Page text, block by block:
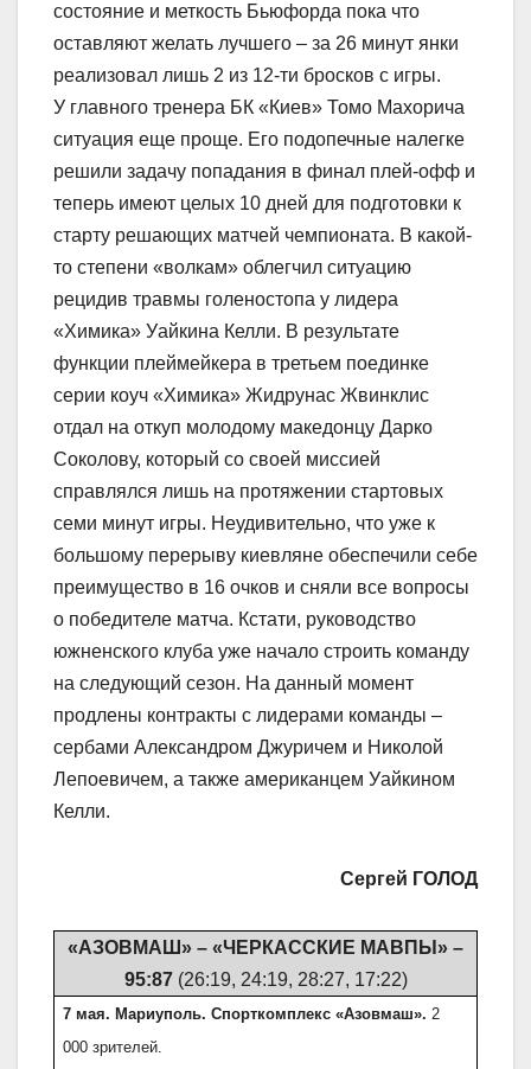
состояние и меткость Бьюфорда пока что
оставляют желать лучшего – за 26 минут янки
реализовал лишь 2 из 12-ти бросков с игры.
У главного тренера БК «Киев» Томо Махорича
ситуация еще проще. Его подопечные налегке
решили задачу попадания в финал плей-офф и
теперь имеют целых 10 дней для подготовки к
старту решающих матчей чемпионата. В какой-
то степени «волкам» облегчил ситуацию
рецидив травмы голеностопа у лидера
«Химика» Уайкина Келли. В результате
функции плеймейкера в третьем поединке
серии коуч «Химика» Жидрунас Жвинклис
отдал на откуп молодому македонцу Дарко
Соколову, который со своей миссией
справлялся лишь на протяжении стартовых
семи минут игры. Неудивительно, что уже к
большому перерыву киевляне обеспечили себе
преимущество в 16 очков и сняли все вопросы
о победителе матча. Кстати, руководство
южненского клуба уже начало строить команду
на следующий сезон. На данный момент
продлены контракты с лидерами команды –
сербами Александром Джуричем и Николой
Лепоевичем, а также американцем Уайкином
Келли.
Сергей ГОЛОД
«АЗОВМАШ» – «ЧЕРКАССКИЕ МАВПЫ» –
95:87 (26:19, 24:19, 28:27, 17:22)
7 мая. Мариуполь. Спорткомплекс «Азовмаш». 2
000 зрителей.